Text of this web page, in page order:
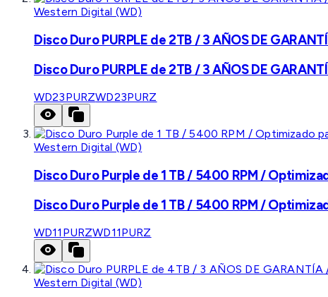
Western Digital (WD)
Disco Duro PURPLE de 2TB / 3 AÑOS DE
Disco Duro PURPLE de 2TB / 3 AÑOS DE
WD23PURZWD23PURZ
Western Digital (WD)
Disco Duro Purple de 1 TB / 5400 RPM /
Disco Duro Purple de 1 TB / 5400 RPM /
WD11PURZWD11PURZ
Western Digital (WD)